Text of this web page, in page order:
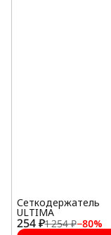
254 ₽1 254 ₽−80%
Сеткодержатель
ULTIMA